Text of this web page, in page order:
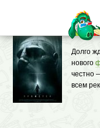
Долго
нового
честно
всем